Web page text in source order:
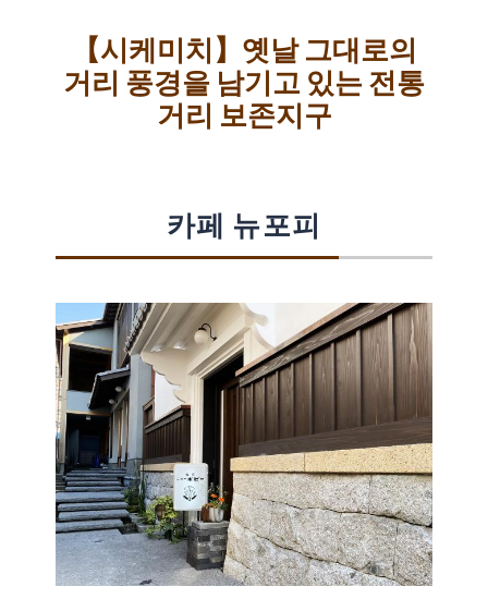
【시케미치】옛날 그대로의
거리 풍경을 남기고 있는 전통
거리 보존지구
카페 뉴포피